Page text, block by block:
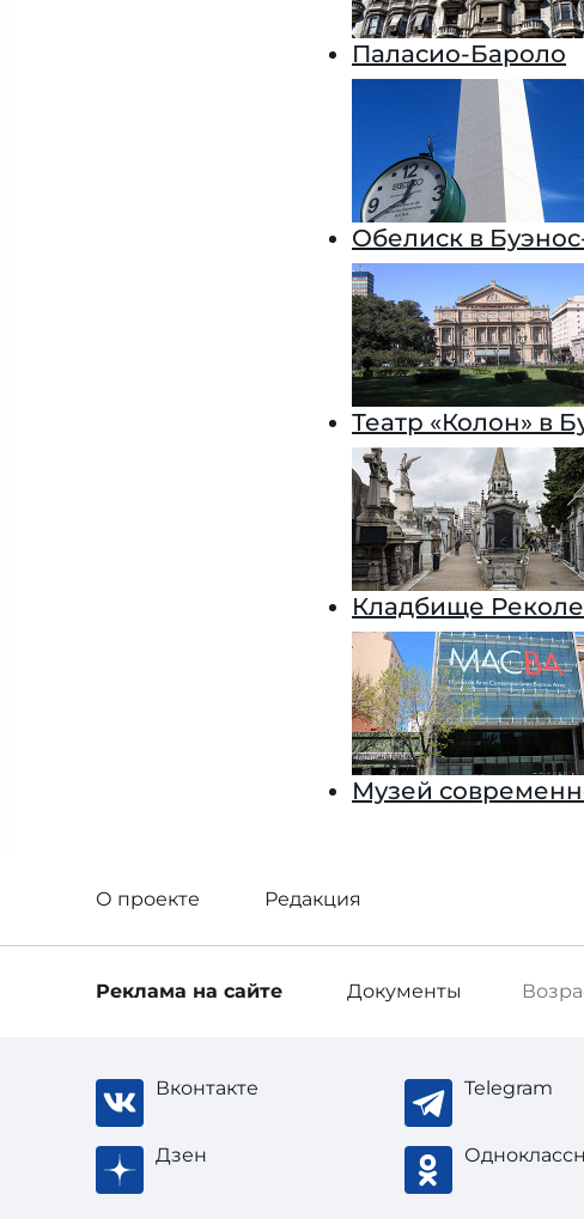
Паласио-Бароло
Обелиск в
Театр «Колон» в
Кладбище
Музей
О проекте Редакция
Реклама на сайте Документы
Вконтакте Telegram
Дзен